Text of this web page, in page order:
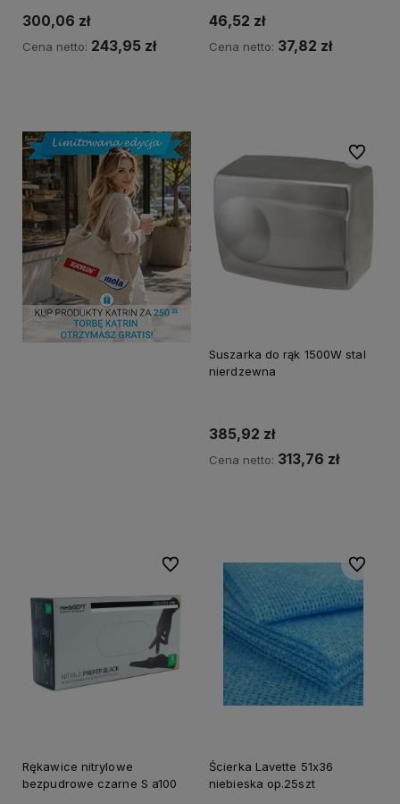
300,06 zł
Cena netto: 243,95 zł
46,52 zł
Cena netto: 37,82 zł
Suszarka do rąk 1500W stal
nierdzewna
385,92 zł
Cena netto: 313,76 zł
Do
Rękawice nitrylowe
bezpudrowe czarne S a100
Do ulubionych
Ścierka Lavette 51x36
niebieska op.25szt
Do